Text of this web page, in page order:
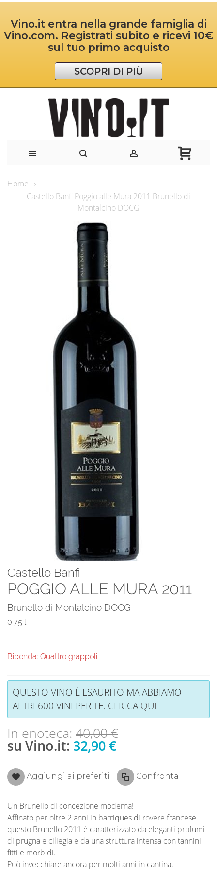
Vino.it entra nella grande famiglia di
Vino.com. Registrati subito e ricevi 10€
sul tuo primo acquisto
SCOPRI DI PIÙ
Home
Castello Banfi Poggio alle Mura 2011 Brunello di
Montalcino DOCG
Castello Banfi
POGGIO ALLE MURA 2011
Brunello di Montalcino DOCG
0.75 l
Bibenda: Quattro grappoli
QUESTO VINO È ESAURITO MA ABBIAMO
ALTRI 600 VINI PER TE. CLICCAQUI
In enoteca: 40,00 €
su Vino.it: 32,90 €
Aggiungi ai preferiti Confronta
Un Brunello di concezione moderna!
Affinato per oltre 2 anni in barriques di rovere francese
questo Brunello 2011 è caratterizzato da eleganti profumi
di prugna e ciliegia e da una struttura intensa con tannini
fitti e morbidi.
Può invecchiare ancora per molti anni in cantina.